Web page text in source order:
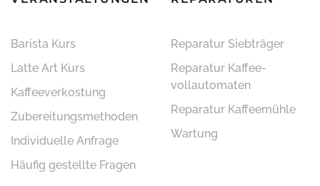
Barista Kurs
Latte Art Kurs
Kaffeeverkostung
Zubereitungsmethoden
Individuelle Anfrage
Häufig gestellte Fragen
Reparatur Siebträger
Reparatur Kaffee­
vollautomaten
Reparatur Kaffeemühle
Wartung